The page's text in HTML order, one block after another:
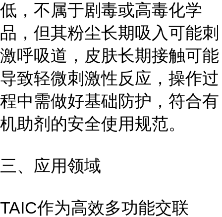
低，不属于剧毒或高毒化学
品，但其粉尘长期吸入可能刺
激呼吸道，皮肤长期接触可能
导致轻微刺激性反应，操作过
程中需做好基础防护，符合有
机助剂的安全使用规范。
三、应用领域
TAIC作为高效多功能交联